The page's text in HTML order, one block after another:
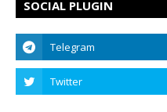
SOCIAL PLUGIN